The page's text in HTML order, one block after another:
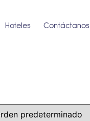
Hoteles Contáctanos